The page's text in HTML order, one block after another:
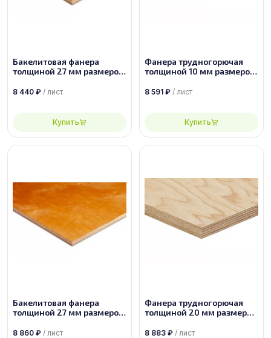
Бакелитовая фанера
толщиной 27 мм размером
8 440 ₽ / лист
Купить
Фанера трудногорючая
толщиной 10 мм размером
8 591 ₽ / лист
Купить
Бакелитовая фанера
толщиной 27 мм размером
8 860 ₽ / лист
Фанера трудногорючая
толщиной 20 мм размером
8 883 ₽ / лист